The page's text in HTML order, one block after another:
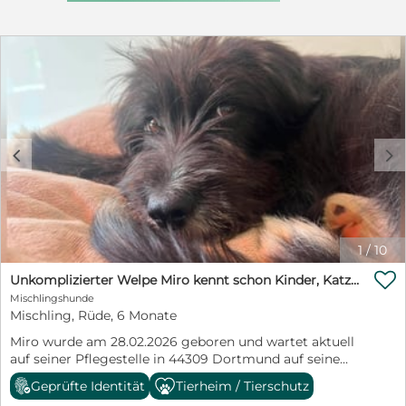
wird nach positiver Vorkontrolle gegen Schutzgebühr
1/10
c d
Unkomplizierter Welpe Miro kennt schon Kinder, Katzen und Pferde
Mischlingshunde
Mischling, Rüde, 6 Monate
Miro wurde am 28.02.2026 geboren und wartet aktuell
auf seiner Pflegestelle in 44309 Dortmund auf seine
Menschen. Der junge Rüde ist derzeit ca. 43 cm groß
und wiegt etwa 11,9 kg. Da Miro noch zu jung ist, ist er

Geprüfte Identität Tierheim / Tierschutz